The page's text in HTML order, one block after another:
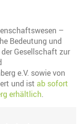
–
Bedeutung und
Gesellschaft zur
e.V. sowie von
und ist ab sofort
erhältlich.